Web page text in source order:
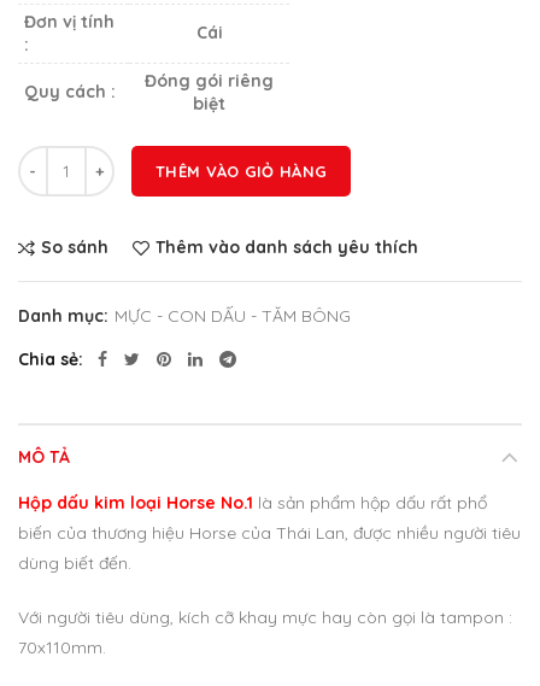
Đơn vị tính
:
Cái
Quy cách :
Đóng gói riêng
biệt
Số lượng
THÊM VÀO GIỎ HÀNG
So sánh Thêm vào danh sách yêu thích
Danh mục: MỰC - CON DẤU - TĂM BÔNG
Chia sẻ
MÔ TẢ
Hộp dấu kim loại Horse No.1 là sản phẩm hộp dấu rất phổ
biến của thương hiệu Horse của Thái Lan, được nhiều người tiêu
dùng biết đến.
Với người tiêu dùng, kích cỡ khay mực hay còn gọi là tampon :
70x110mm.